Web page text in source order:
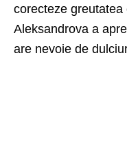
corecteze greutatea
Aleksandrova a
are nevoie de